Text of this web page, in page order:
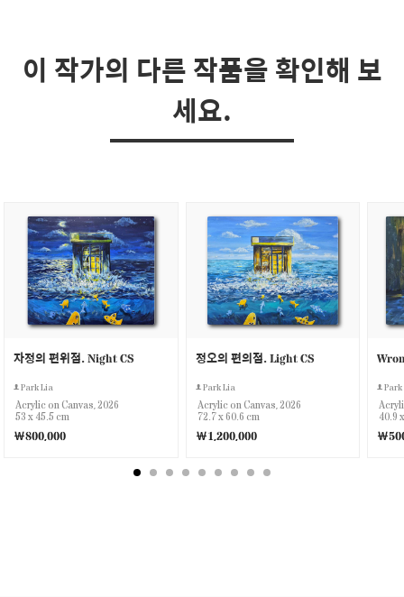
이 작가의 다른 작품을 확인해 보
세요.
자정의 편위점. Night CS
Park Lia
Acrylic on Canvas, 2026
53 x 45.5 cm
￦800,000
정오의 편의점. Light CS
Park Lia
Acrylic on Canvas, 2026
72.7 x 60.6 cm
￦1,200,000
40.9
￦